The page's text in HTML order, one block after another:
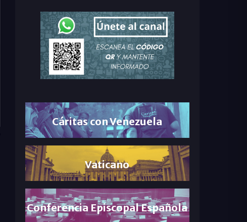
Cáritas con Venezuela
Vaticano
Conferencia Episcopal Española